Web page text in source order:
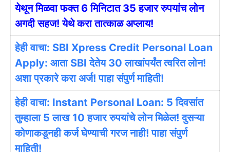
येथून मिळवा फक्त 6 मिनिटात 35 हजार रुपयांच लोन
अगदी सहज! येथे करा तात्काळ अप्लाय!
हेही वाचा: SBI Xpress Credit Personal Loan
Apply: आता SBI देतेय 30 लाखांपर्यंत त्वरित लोन!
अशा प्रकारे करा अर्ज! पाहा संपुर्ण माहिती!
हेही वाचा: Instant Personal Loan: 5 दिवसांत
तुम्हाला 5 लाख 10 हजार रुपयांचे लोन मिळेल! दुसऱ्या
कोणाकडूनही कर्ज घेण्याची गरज नाही! पाहा संपुर्ण
माहिती!